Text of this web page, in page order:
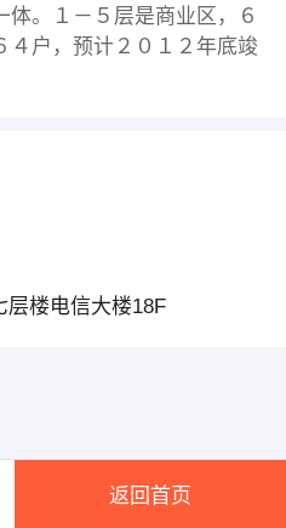
。１－５层是商业区，６
４户，预计２０１２年底竣
层楼电信大楼18F
返回首页